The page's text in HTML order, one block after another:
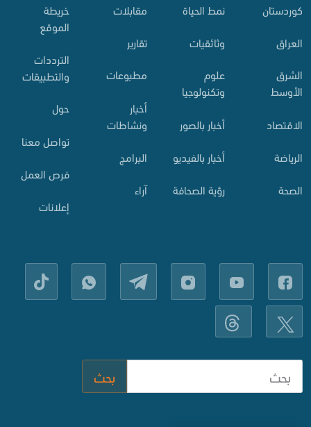
کوردستان
العراق
الشرق
الأوسط
الاقتصاد
الرياضة
الصحة
نمط الحياة
وثائقيات
علوم
وتكنولوجيا
أخبار بالصور
أخبار بالفيديو
رؤية الصحافة
مقابلات
تقارير
مطبوعات
أخبار
ونشاطات
البرامج
آراء
خريطة
الموقع
الترددات
والتطبيقات
حول
تواصل معنا
فرص العمل
إعلانات
بحث